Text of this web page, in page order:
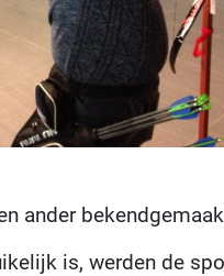
ander
is, werden de